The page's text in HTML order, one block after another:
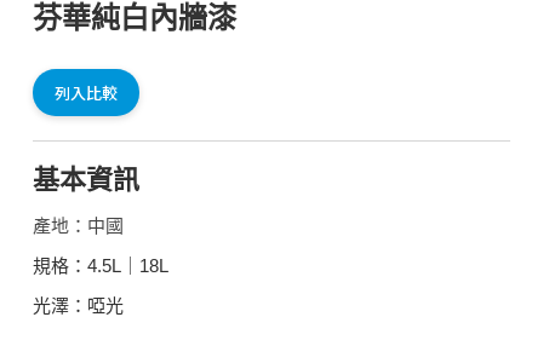
芬華純白內牆漆
列入比較
基本資訊
產地：中國
規格：4.5L｜18L
光澤：啞光